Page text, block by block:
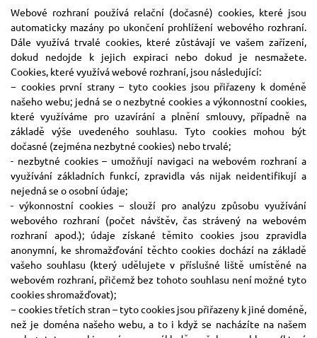
Webové rozhraní používá relační (dočasné) cookies, které jsou
automaticky mazány po ukončení prohlížení webového rozhraní.
Dále využívá trvalé cookies, které zůstávají ve vašem zařízení,
dokud nedojde k jejich expiraci nebo dokud je nesmažete.
Cookies, které využívá webové rozhraní, jsou následující:
− cookies první strany – tyto cookies jsou přiřazeny k doméně
našeho webu; jedná se o nezbytné cookies a výkonnostní cookies,
které využíváme pro uzavírání a plnění smlouvy, případně na
základě výše uvedeného souhlasu. Tyto cookies mohou být
dočasné (zejména nezbytné cookies) nebo trvalé;
- nezbytné cookies – umožňují navigaci na webovém rozhraní a
využívání základních funkcí, zpravidla vás nijak neidentifikují a
nejedná se o osobní údaje;
- výkonnostní cookies – slouží pro analýzu způsobu využívání
webového rozhraní (počet návštěv, čas strávený na webovém
rozhraní apod.); údaje získané těmito cookies jsou zpravidla
anonymní, ke shromažďování těchto cookies dochází na základě
vašeho souhlasu (který udělujete v příslušné liště umístěné na
webovém rozhraní, přičemž bez tohoto souhlasu není možné tyto
cookies shromažďovat);
− cookies třetích stran – tyto cookies jsou přiřazeny k jiné doméně,
než je doména našeho webu, a to i když se nacházíte na našem